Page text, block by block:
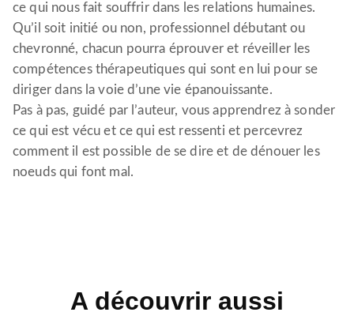
ce qui nous fait souffrir dans les relations humaines.
Qu’il soit initié ou non, professionnel débutant ou
chevronné, chacun pourra éprouver et réveiller les
compétences thérapeutiques qui sont en lui pour se
diriger dans la voie d’une vie épanouissante.
Pas à pas, guidé par l’auteur, vous apprendrez à sonder
ce qui est vécu et ce qui est ressenti et percevrez
comment il est possible de se dire et de dénouer les
noeuds qui font mal.
A découvrir aussi